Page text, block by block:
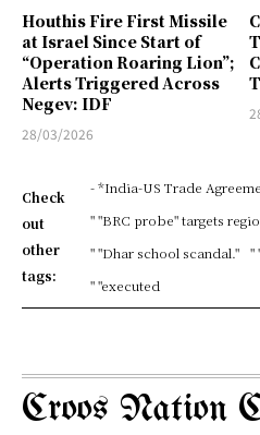
Houthis Fire First Missile
at Israel Since Start of
“Operation Roaring Lion”;
Alerts Triggered Across
Negev: IDF
28/03/2026
Check
out
other
tags:
- *India-US Trade
" "BRC probe" targets
" "Dhar school scandal." "
" "executed
Croos Nation